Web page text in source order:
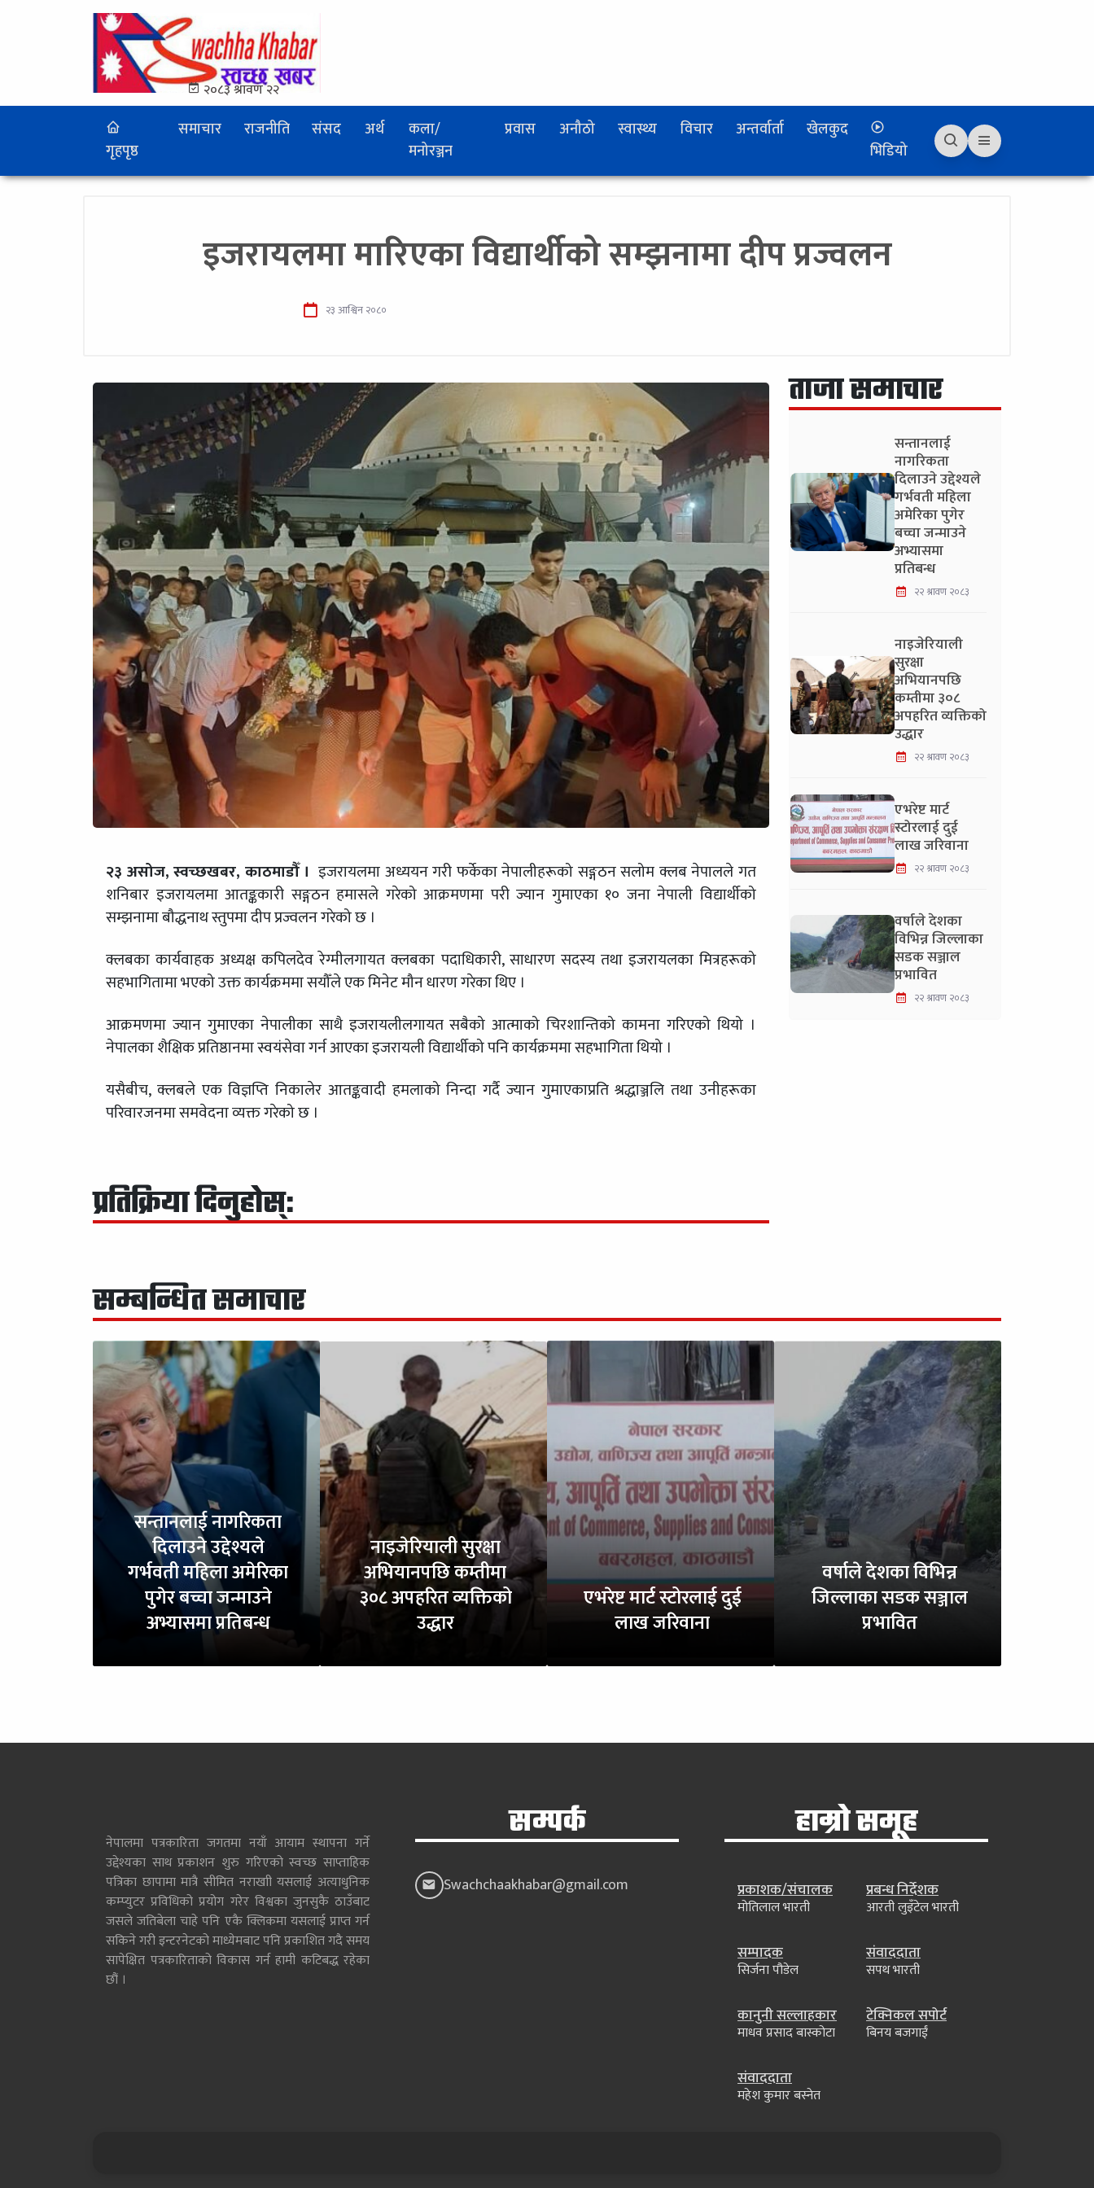
२०८३ श्रावण २२
गृहपृष्ठ
समाचार राजनीति संसद अर्थ
कला/
मनोरञ्जन
प्रवास अनौठो स्वास्थ्य विचार अन्तर्वार्ता
खेलकुद
भिडियो
इजरायलमा मारिएका विद्यार्थीको सम्झनामा दीप प्रज्वलन
२३ आश्विन २०८०
२३ असोज, स्वच्छखबर, काठमाडौँ । इजरायलमा अध्ययन गरी फर्केका नेपालीहरूको सङ्गठन सलोम क्लब नेपालले गत
शनिबार इजरायलमा आतङ्ककारी सङ्गठन हमासले गरेको आक्रमणमा परी ज्यान गुमाएका १० जना नेपाली विद्यार्थीको
सम्झनामा बौद्धनाथ स्तुपमा दीप प्रज्वलन गरेको छ ।
क्लबका कार्यवाहक अध्यक्ष कपिलदेव रेग्मीलगायत क्लबका पदाधिकारी, साधारण सदस्य तथा इजरायलका मित्रहरूको
सहभागितामा भएको उक्त कार्यक्रममा सयौँले एक मिनेट मौन धारण गरेका थिए ।
आक्रमणमा ज्यान गुमाएका नेपालीका साथै इजरायलीलगायत सबैको आत्माको चिरशान्तिको कामना गरिएको थियो ।
नेपालका शैक्षिक प्रतिष्ठानमा स्वयंसेवा गर्न आएका इजरायली विद्यार्थीको पनि कार्यक्रममा सहभागिता थियो ।
यसैबीच, क्लबले एक विज्ञप्ति निकालेर आतङ्कवादी हमलाको निन्दा गर्दै ज्यान गुमाएकाप्रति श्रद्धाञ्जलि तथा उनीहरूका
परिवारजनमा समवेदना व्यक्त गरेको छ ।
प्रतिक्रिया दिनुहोस्:
ताजा समाचार
सन्तानलाई
नागरिकता
दिलाउने उद्देश्यले
गर्भवती महिला
अमेरिका पुगेर
बच्चा जन्माउने
अभ्यासमा
प्रतिबन्ध
२२ श्रावण २०८३
नाइजेरियाली
सुरक्षा
अभियानपछि
कम्तीमा ३०८
अपहरित व्यक्तिको
उद्धार
२२ श्रावण २०८३
एभरेष्ट मार्ट
स्टोरलाई दुई
लाख जरिवाना
२२ श्रावण २०८३
वर्षाले देशका
विभिन्न जिल्लाका
सडक सञ्जाल
प्रभावित
२२ श्रावण २०८३
सम्बन्धित समाचार
सन्तानलाई नागरिकता
दिलाउने उद्देश्यले
गर्भवती महिला अमेरिका
पुगेर बच्चा जन्माउने
अभ्यासमा प्रतिबन्ध
नाइजेरियाली सुरक्षा
अभियानपछि कम्तीमा
३०८ अपहरित व्यक्तिको
उद्धार
एभरेष्ट मार्ट स्टोरलाई दुई
लाख जरिवाना
वर्षाले देशका विभिन्न
जिल्लाका सडक सञ्जाल
प्रभावित
नेपालमा पत्रकारिता जगतमा नयाँ आयाम स्थापना गर्ने
उद्देश्यका साथ प्रकाशन शुरु गरिएको स्वच्छ साप्ताहिक
पत्रिका छापामा मात्रै सीमित नराखाी यसलाई अत्याधुनिक
कम्प्युटर प्रविधिको प्रयोग गरेर विश्वका जुनसुकै ठाउँबाट
जसले जतिबेला चाहे पनि एकै क्लिकमा यसलाई प्राप्त गर्न
सकिने गरी इन्टरनेटको माध्येमबाट पनि प्रकाशित गदै समय
सापेक्षित पत्रकारिताको विकास गर्न हामी कटिबद्ध रहेका
छौं ।
सम्पर्क
Swachchaakhabar@gmail.com
हाम्रो समूह
प्रकाशक/संचालक
मोतिलाल भारती
प्रबन्ध निर्देशक
आरती लुइँटेल भारती
सम्पादक
सिर्जना पौडेल
संवाददाता
सपथ भारती
कानुनी सल्लाहकार
माधव प्रसाद बास्कोटा
टेक्निकल सपोर्ट
बिनय बजगाईं
संवाददाता
महेश कुमार बस्नेत